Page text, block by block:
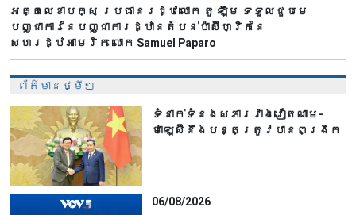
អគ្គលេខាបក្ស ប្រធានរដ្ឋលោក តូ ឡឹម ទទួលជួបមេ
បញ្ជាការនៃបញ្ជាការដ្ឋានតំបន់ប៉ាស៊ីហ្វិកនៃ
សហរដ្ឋអាមេរិក លោក Samuel Paparo
ព័ត៌មានថ្មីៗ
ទំនាក់ទំនងសភារវាងវៀតណាម-
ម៉ាឡេស៊ីនឹងបន្តត្រូវបានពង្រីក
06/08/2026